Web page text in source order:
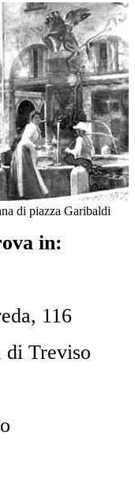
di piazza Garibaldi
in:
116
di Treviso